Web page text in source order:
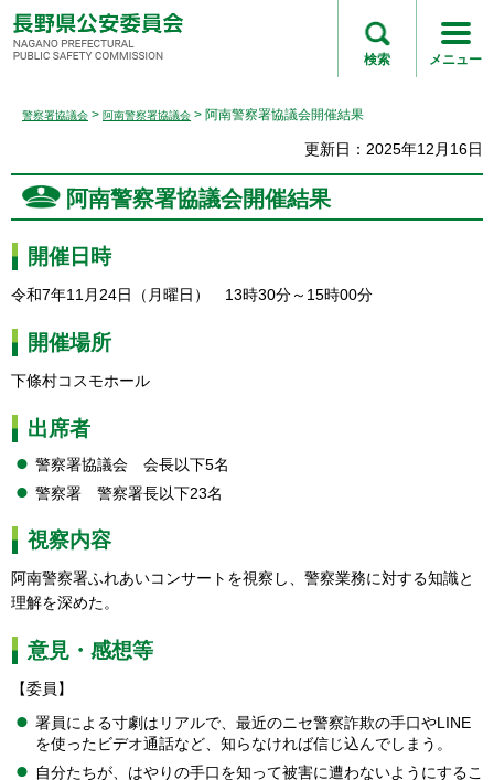
長野県公安委員会
NAGANO
COMMISSION
検索 メニュー
警察署協議会 > 阿南警察署協議会 > 阿南警察署協議会開催結果
更新日：2025年12月16日
阿南警察署協議会開催結果
開催日時
令和7年11月24日（月曜日） 13時30分～15時00分
開催場所
下條村コスモホール
出席者
警察署協議会 会長以下5名
警察署
警察署長以下23名
視察内容
阿南警察署ふれあいコンサートを視察し、警察業務に対する知識と
理解を深めた。
意見・感想等
【委員】
署員による寸劇はリアルで、最近のニセ警察詐欺の手口やLINE
を使ったビデオ通話など、知らなければ信じ込んでしまう。
自分たちが、はやりの手口を知って被害に遭わないようにするこ